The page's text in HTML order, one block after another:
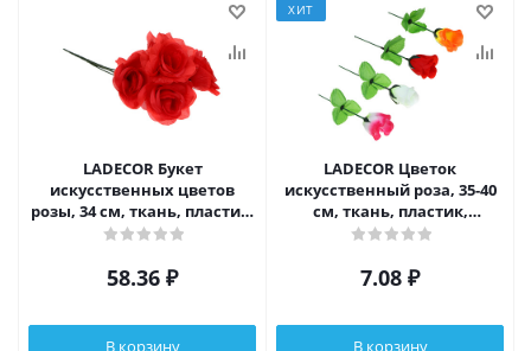
LADECOR Букет
искусственных цветов
розы, 34 см, ткань, пластик,
железная проволока
58.36 ₽
В корзину
ХИТ
LADECOR Цветок
искусственный роза, 35-40
см, ткань, пластик,
железная проволока, 4
7.08 ₽
В корзину